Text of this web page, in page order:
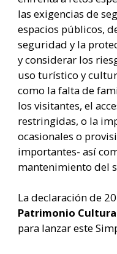
las exigencias de
espacios públicos,
seguridad y la
y considerar los
uso turístico y
como la falta de
los visitantes, el
restringidas, o la
ocasionales o
importantes- así
mantenimiento del
La declaración de
Patrimonio
para lanzar este